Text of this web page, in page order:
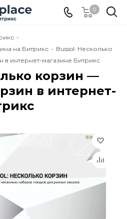
0
-
на Битрикс - Bussol: Несколько
интернет-магазине Битрикс
корзин —
в интернет-